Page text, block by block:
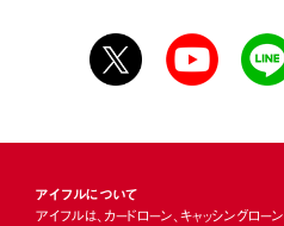
アイフルについて
アイフルは、カードローン、キャッシングロ